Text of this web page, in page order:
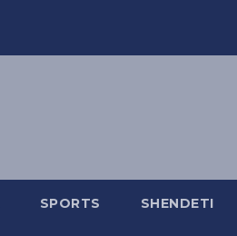
SPORTS SHENDETI